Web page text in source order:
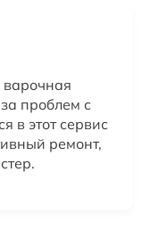
проблем с
в этот сервис
ремонт,